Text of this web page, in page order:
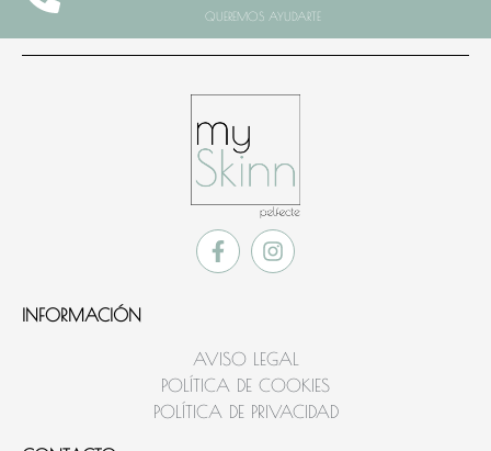
QUEREMOS AYUDARTE
INFORMACIÓN
AVISO LEGAL
POLÍTICA DE COOKIES
POLÍTICA DE PRIVACIDAD